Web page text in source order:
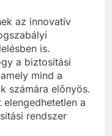
az innovatív
is.
a biztosítási
mind a
számára előnyös.
a
rendszer